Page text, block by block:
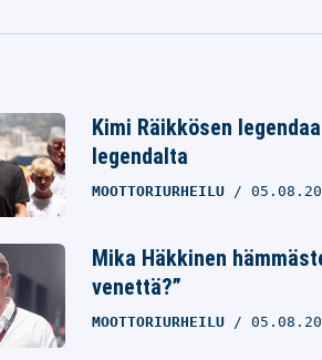
Kimi Räikkösen
legendalta
MOOTTORIURHEILU
Mika Häkkinen
venettä?”
MOOTTORIURHEILU